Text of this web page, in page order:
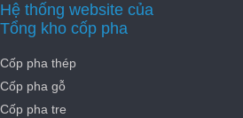
Hệ thống website của
Tổng kho cốp pha
Cốp pha thép
Cốp pha gỗ
Cốp pha tre